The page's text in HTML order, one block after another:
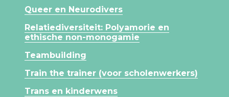
Queer en Neurodivers
Relatiediversiteit: Polyamorie en
ethische non-monogamie
Teambuilding
Train the trainer (voor scholenwerkers)
Trans en kinderwens